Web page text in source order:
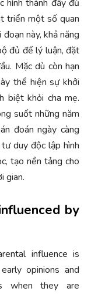
hình thành đầy đủ
triển một số quan
này, khả năng
đủ để lý luận, đặt
Mặc dù còn hạn
thể hiện sự khởi
biệt khỏi cha mẹ.
suốt những năm
đoán ngày càng
duy độc lập hình
tạo nền tảng cho
gian.
by
influence is
opinions and
when they are